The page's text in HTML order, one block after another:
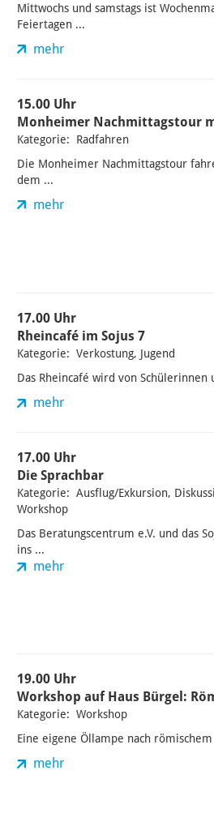
Mittwochs und samstags ist
Feiertagen ...
mehr
15.00 Uhr
Monheimer Nachmittagstour
Kategorie: Radfahren
Die Monheimer Nachmittagstour
dem ...
mehr
17.00 Uhr
Rheincafé im Sojus 7
Kategorie: Verkostung, Jugend
Das Rheincafé wird von
mehr
17.00 Uhr
Die Sprachbar
Kategorie: Ausflug/Exkursion,
Workshop
Das Beratungscentrum e.V. und das
ins ...
mehr
19.00 Uhr
Workshop auf Haus Bürgel:
Kategorie: Workshop
Eine eigene Öllampe nach
mehr